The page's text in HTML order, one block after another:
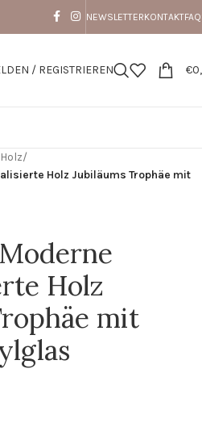
NEWSLETTERKONTAKT
/ REGISTRIEREN €
/
Holz Jubiläums Trophäe mit
Holz
mit